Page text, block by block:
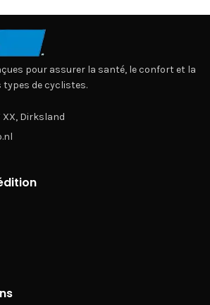
pour assurer la santé, le confort et la
de cyclistes.
XX, Dirksland